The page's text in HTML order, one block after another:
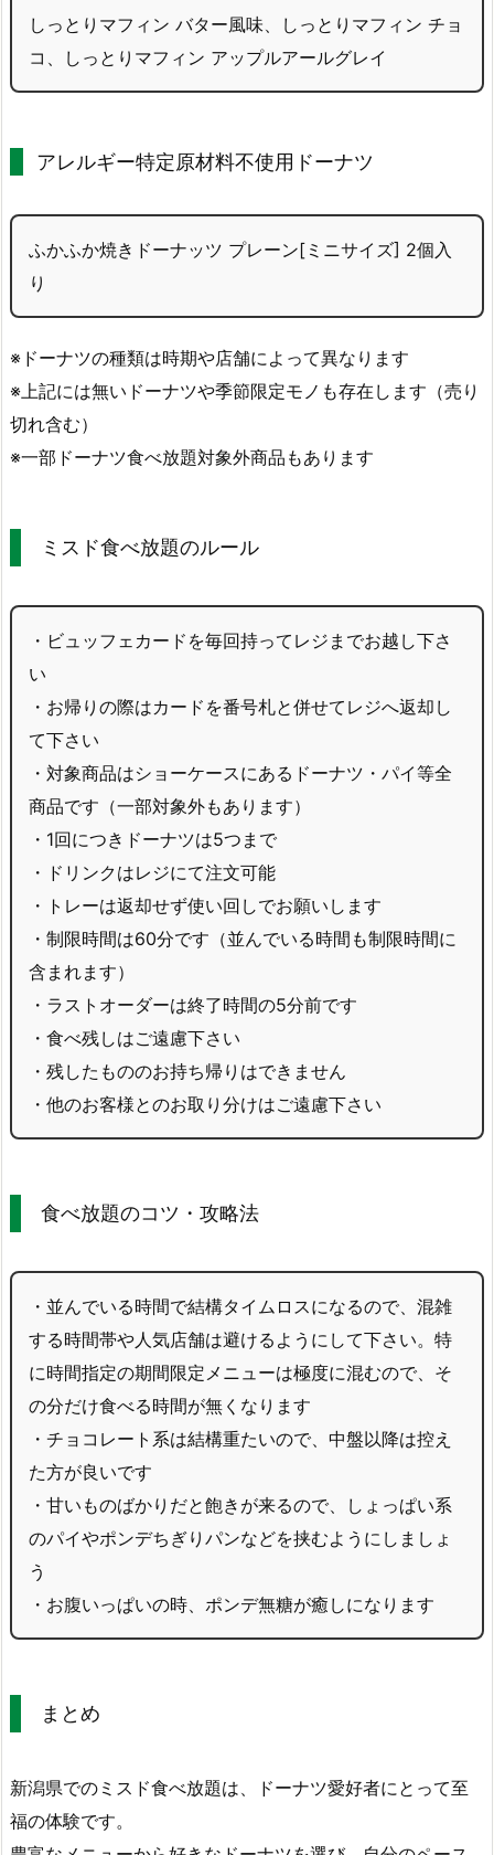
しっとりマフィン バター風味、しっとりマフィン チョ
コ、しっとりマフィン アップルアールグレイ
アレルギー特定原材料不使用ドーナツ
ふかふか焼きドーナッツ プレーン[ミニサイズ] 2個入
り
※ドーナツの種類は時期や店舗によって異なります
※上記には無いドーナツや季節限定モノも存在します（売り
切れ含む）
※一部ドーナツ食べ放題対象外商品もあります
ミスド食べ放題のルール
・ビュッフェカードを毎回持ってレジまでお越し下さ
い
・お帰りの際はカードを番号札と併せてレジへ返却し
て下さい
・対象商品はショーケースにあるドーナツ・パイ等全
商品です（一部対象外もあります）
・1回につきドーナツは5つまで
・ドリンクはレジにて注文可能
・トレーは返却せず使い回しでお願いします
・制限時間は60分です（並んでいる時間も制限時間に
含まれます）
・ラストオーダーは終了時間の5分前です
・食べ残しはご遠慮下さい
・残したもののお持ち帰りはできません
・他のお客様とのお取り分けはご遠慮下さい
食べ放題のコツ・攻略法
・並んでいる時間で結構タイムロスになるので、混雑
する時間帯や人気店舗は避けるようにして下さい。特
に時間指定の期間限定メニューは極度に混むので、そ
の分だけ食べる時間が無くなります
・チョコレート系は結構重たいので、中盤以降は控え
た方が良いです
・甘いものばかりだと飽きが来るので、しょっぱい系
のパイやポンデちぎりパンなどを挟むようにしましょ
う
・お腹いっぱいの時、ポンデ無糖が癒しになります
まとめ
新潟県でのミスド食べ放題は、ドーナツ愛好者にとって至
福の体験です。